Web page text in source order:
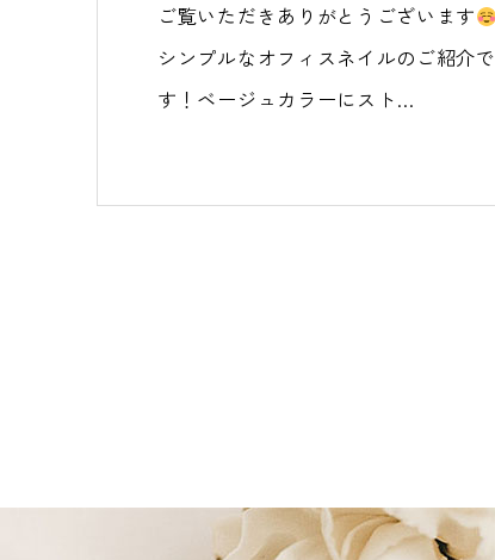
ご覧いただきありがとうございます
シンプルなオフィスネイルのご紹介で
す！ベージュカラーにスト…